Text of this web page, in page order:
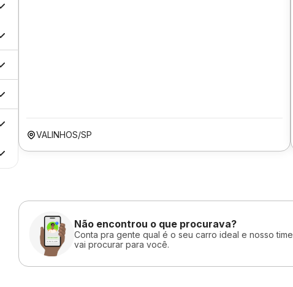
VALINHOS/SP
Não encontrou o que procurava?
Conta pra gente qual é o seu carro ideal e nosso time
vai procurar para você.